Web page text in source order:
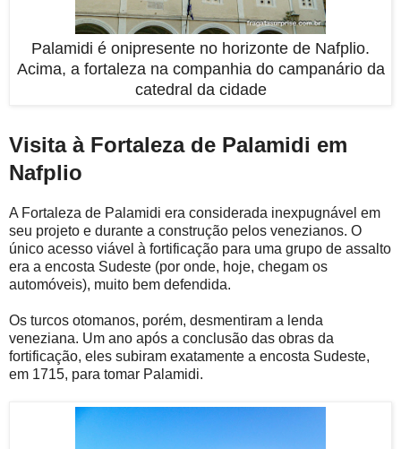
Palamidi é onipresente no horizonte de Nafplio.
Acima, a fortaleza na companhia do campanário da
catedral da cidade
Visita à Fortaleza de Palamidi em
Nafplio
A Fortaleza de Palamidi era considerada inexpugnável em
seu projeto e durante a construção pelos venezianos. O
único acesso viável à fortificação para uma grupo de assalto
era a encosta Sudeste (por onde, hoje, chegam os
automóveis), muito bem defendida.
Os turcos otomanos, porém, desmentiram a lenda
veneziana. Um ano após a conclusão das obras da
fortificação, eles subiram exatamente a encosta Sudeste,
em 1715, para tomar Palamidi.